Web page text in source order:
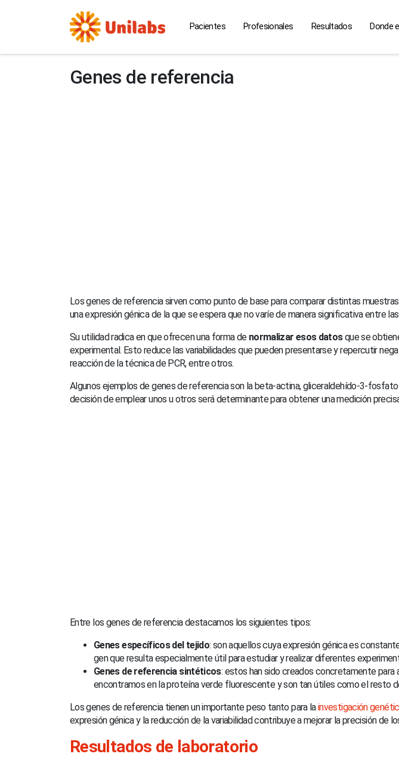
Pacientes Profesionales Resultados Donde
Genes de referencia
Los genes de referencia sirven como punto de base para comparar distintas
una expresión génica de la que se espera que no varíe de manera significativa entre
Su utilidad radica en que ofrecen una forma de normalizar esos datosque se
experimental. Esto reduce las variabilidades que pueden presentarse y repercutir
reacción de la técnica de PCR, entre otros.
Algunos ejemplos de genes de referencia son la beta-actina, gliceraldehído-3-fosfato
decisión de emplear unos u otros será determinante para obtener una medición
Entre los genes de referencia destacamos los siguientes tipos:
Genes específicos del tejido: son aquellos cuya expresión génica es
gen que resulta especialmente útil para estudiar y realizar diferentes
Genes de referencia sintéticos: estos han sido creados concretamente para
encontramos en la proteína verde fluorescente y son tan útiles como el resto
Los genes de referencia tienen un importante peso tanto para lainvestigación
expresión génica y la reducción de la variabilidad contribuye a mejorar la precisión de
Resultados de laboratorio